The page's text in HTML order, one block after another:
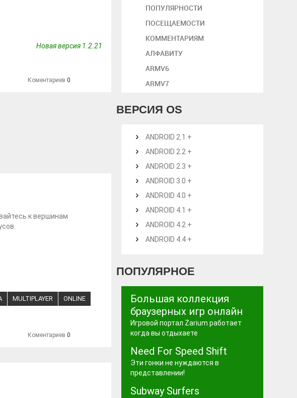
Новая версия 1.2.21
Коментариев 0
к вершинам
MULTIPLAYER ONLINE
Коментариев 0
ПОПУЛЯРНОСТИ
ПОСЕЩАЕМОСТИ
КОММЕНТАРИЯМ
АЛФАВИТУ
ARMV6
ARMV7
ВЕРСИЯ OS
ANDROID 2.1 +
ANDROID 2.2 +
ANDROID 2.3 +
ANDROID 3.0 +
ANDROID 4.0 +
ANDROID 4.1 +
ANDROID 4.2 +
ANDROID 4.4 +
ПОПУЛЯРНОЕ
Большая коллекция
браузерных игр онлайн
Игровой портал Zarium работает
когда вы отдыхаете
Need For Speed Shift
Эти гонки не нуждаются в
представлении!
Subway Surfers